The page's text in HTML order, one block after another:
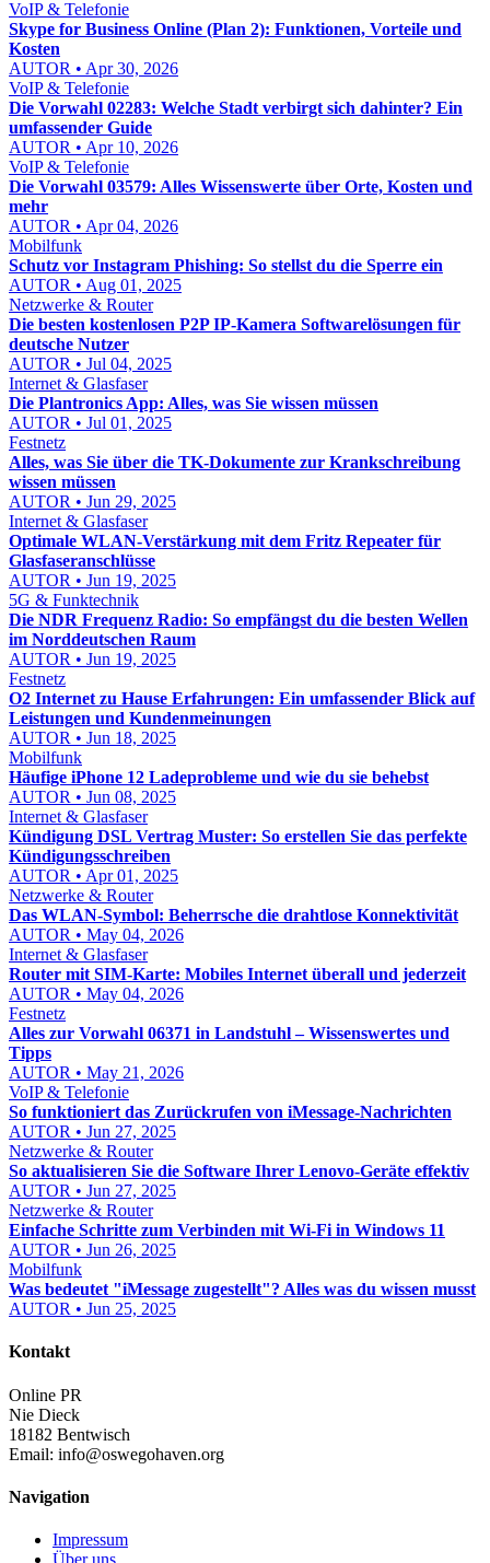
VoIP & Telefonie
Skype for Business Online (Plan 2): Funktionen, Vorteile und
Kosten
AUTOR • Apr 30, 2026
VoIP & Telefonie
Die Vorwahl 02283: Welche Stadt verbirgt sich dahinter? Ein
umfassender Guide
AUTOR • Apr 10, 2026
VoIP & Telefonie
Die Vorwahl 03579: Alles Wissenswerte über Orte, Kosten und
mehr
AUTOR • Apr 04, 2026
Mobilfunk
Schutz vor Instagram Phishing: So stellst du die Sperre ein
AUTOR • Aug 01, 2025
Netzwerke & Router
Die besten kostenlosen P2P IP-Kamera Softwarelösungen für
deutsche Nutzer
AUTOR • Jul 04, 2025
Internet & Glasfaser
Die Plantronics App: Alles, was Sie wissen müssen
AUTOR • Jul 01, 2025
Festnetz
Alles, was Sie über die TK-Dokumente zur Krankschreibung
wissen müssen
AUTOR • Jun 29, 2025
Internet & Glasfaser
Optimale WLAN-Verstärkung mit dem Fritz Repeater für
Glasfaseranschlüsse
AUTOR • Jun 19, 2025
5G & Funktechnik
Die NDR Frequenz Radio: So empfängst du die besten Wellen
im Norddeutschen Raum
AUTOR • Jun 19, 2025
Festnetz
O2 Internet zu Hause Erfahrungen: Ein umfassender Blick auf
Leistungen und Kundenmeinungen
AUTOR • Jun 18, 2025
Mobilfunk
Häufige iPhone 12 Ladeprobleme und wie du sie behebst
AUTOR • Jun 08, 2025
Internet & Glasfaser
Kündigung DSL Vertrag Muster: So erstellen Sie das perfekte
Kündigungsschreiben
AUTOR • Apr 01, 2025
Netzwerke & Router
Das WLAN-Symbol: Beherrsche die drahtlose Konnektivität
AUTOR • May 04, 2026
Internet & Glasfaser
Router mit SIM-Karte: Mobiles Internet überall und jederzeit
AUTOR • May 04, 2026
Festnetz
Alles zur Vorwahl 06371 in Landstuhl – Wissenswertes und
Tipps
AUTOR • May 21, 2026
VoIP & Telefonie
So funktioniert das Zurückrufen von iMessage-Nachrichten
AUTOR • Jun 27, 2025
Netzwerke & Router
So aktualisieren Sie die Software Ihrer Lenovo-Geräte effektiv
AUTOR • Jun 27, 2025
Netzwerke & Router
Einfache Schritte zum Verbinden mit Wi-Fi in Windows 11
AUTOR • Jun 26, 2025
Mobilfunk
Was bedeutet "iMessage zugestellt"? Alles was du wissen musst
AUTOR • Jun 25, 2025
Kontakt
Online PR
Nie Dieck
18182 Bentwisch
Email: info@oswegohaven.org
Navigation
Impressum
Über uns